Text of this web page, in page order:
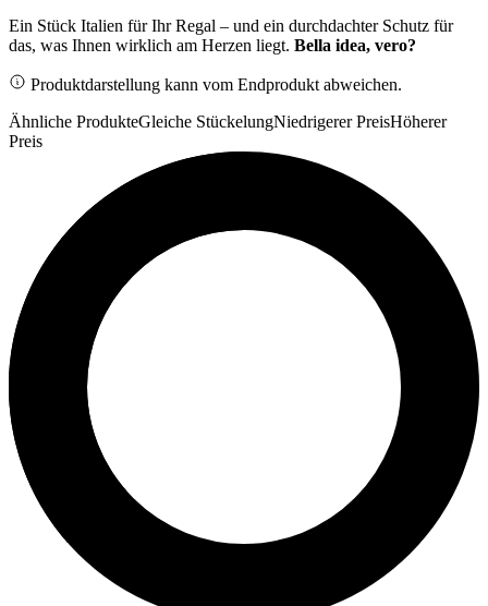
Ein Stück Italien für Ihr Regal – und ein durchdachter Schutz für
das, was Ihnen wirklich am Herzen liegt. Bella idea, vero?
Produktdarstellung kann vom Endprodukt abweichen.
Ähnliche ProdukteGleiche StückelungNiedrigerer PreisHöherer
Preis